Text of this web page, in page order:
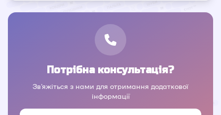
Потрібна консультація?
Зв'яжіться з нами для отримання додаткової
інформації